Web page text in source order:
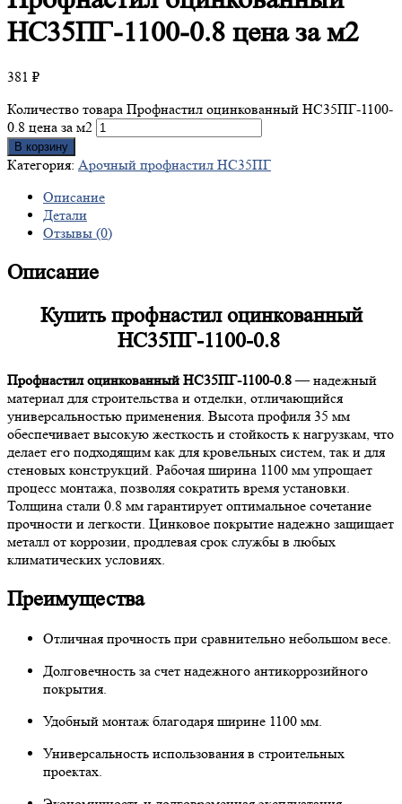
НС35ПГ-1100-0.8 цена за м2
381 ₽
Количество товара Профнастил оцинкованный НС35ПГ-1100-
0.8 цена за м2
В корзину
Категория: Арочный профнастил НС35ПГ
Описание
Детали
Отзывы (0)
Описание
Купить профнастил оцинкованный
НС35ПГ-1100-0.8
Профнастил оцинкованный НС35ПГ-1100-0.8— надежный
материал для строительства и отделки, отличающийся
универсальностью применения. Высота профиля 35 мм
обеспечивает высокую жесткость и стойкость к нагрузкам, что
делает его подходящим как для кровельных систем, так и для
стеновых конструкций. Рабочая ширина 1100 мм упрощает
процесс монтажа, позволяя сократить время установки.
Толщина стали 0.8 мм гарантирует оптимальное сочетание
прочности и легкости. Цинковое покрытие надежно защищает
металл от коррозии, продлевая срок службы в любых
климатических условиях.
Преимущества
Отличная прочность при сравнительно небольшом весе.
Долговечность за счет надежного антикоррозийного
покрытия.
Удобный монтаж благодаря ширине 1100 мм.
Универсальность использования в строительных
проектах.